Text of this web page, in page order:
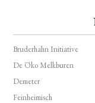
Bruderhahn Initiative
De Öko Melkburen
Demeter
Feinheimisch